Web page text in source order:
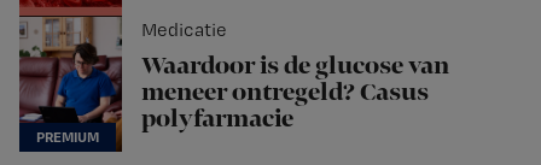
Medicatie
Waardoor is de glucose van
meneer ontregeld? Casus
polyfarmacie